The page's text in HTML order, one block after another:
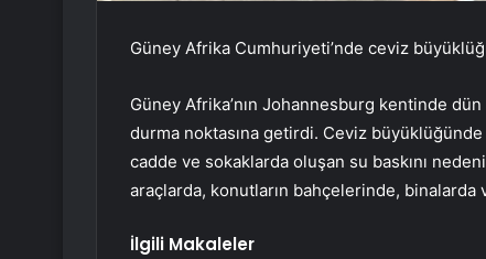
Güney Afrika Cumhuriyeti’nde ceviz
Güney Afrika’nın Johannesburg kentinde
durma noktasına getirdi. Ceviz
cadde ve sokaklarda oluşan su baskını
araçlarda, konutların bahçelerinde,
İlgili Makaleler